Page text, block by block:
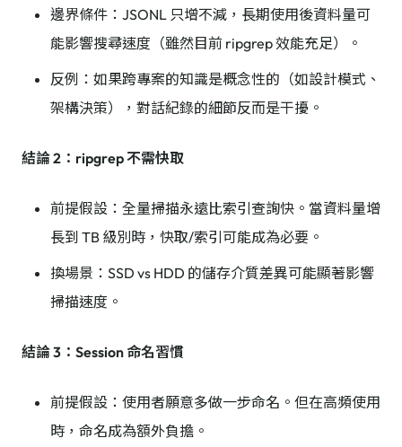
邊界條件：JSONL 只增不減，長期使用後資料量可
能影響搜尋速度（雖然目前 ripgrep 效能充足）。
反例：如果跨專案的知識是概念性的（如設計模式、
架構決策），對話紀錄的細節反而是干擾。
結論 2：ripgrep 不需快取
前提假設：全量掃描永遠比索引查詢快。當資料量增
長到 TB 級別時，快取/索引可能成為必要。
換場景：SSD vs HDD 的儲存介質差異可能顯著影響
掃描速度。
結論 3：Session 命名習慣
前提假設：使用者願意多做一步命名。但在高頻使用
時，命名成為額外負擔。